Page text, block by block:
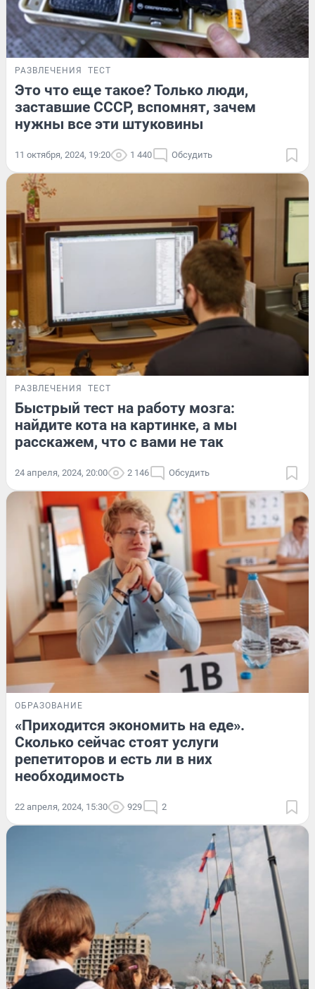
РАЗВЛЕЧЕНИЯ ТЕСТ
Это что еще такое? Только люди,
заставшие СССР, вспомнят, зачем
нужны все эти штуковины
11 октября, 2024, 19:20 1 440 Обсудить
РАЗВЛЕЧЕНИЯ ТЕСТ
Быстрый тест на работу мозга:
найдите кота на картинке, а мы
расскажем, что с вами не так
24 апреля, 2024, 20:00 2 146 Обсудить
ОБРАЗОВАНИЕ
«Приходится экономить на еде».
Сколько сейчас стоят услуги
репетиторов и есть ли в них
необходимость
22 апреля, 2024, 15:30 929 2